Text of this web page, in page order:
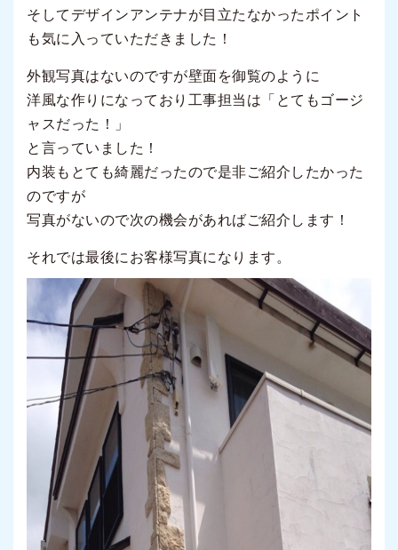
そしてデザインアンテナが目立たなかったポイント
も気に入っていただきました！
外観写真はないのですが壁面を御覧のように
洋風な作りになっており工事担当は「とてもゴージ
ャスだった！」
と言っていました！
内装もとても綺麗だったので是非ご紹介したかった
のですが
写真がないので次の機会があればご紹介します！
それでは最後にお客様写真になります。